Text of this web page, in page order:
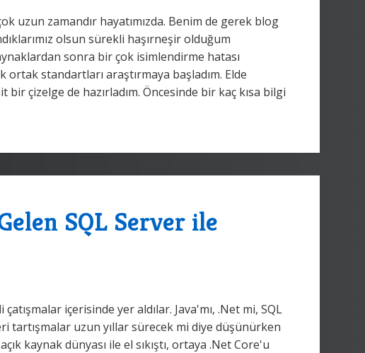
uzun zamandır hayatımızda. Benim de gerek blog
olsun sürekli haşırneşir olduğum
sonra bir çok isimlendirme hatası
standartları araştırmaya başladım. Elde
çizelge de hazırladım. Öncesinde bir kaç kısa bilgi
SQL Server ile
içerisinde yer aldılar. Java'mı, .Net mi, SQL
tartışmalar uzun yıllar sürecek mi diye düşünürken
kaynak dünyası ile el sıkıştı, ortaya .Net Core'u